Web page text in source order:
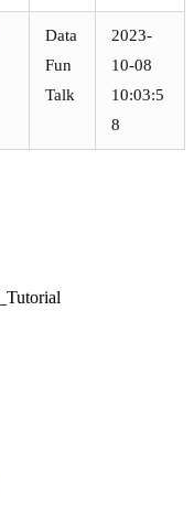
Data
Fun
Talk
2023-
10-08
10:03:5
8